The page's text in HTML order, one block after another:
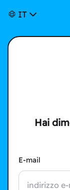
IT
Hai
E-mail